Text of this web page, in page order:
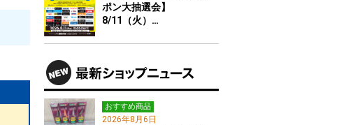
ポン大抽選会】
8/11（火）…
おすすめ商品
2026年8月6日